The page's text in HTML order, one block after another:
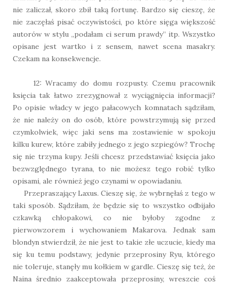
nie zaliczał, skoro zbił taką fortunę. Bardzo się cieszę, że
nie zaczęłaś pisać oczywistości, po które sięga większość
autorów w stylu „podałam ci serum prawdy” itp. Wszystko
opisane jest wartko i z sensem, nawet scena masakry.
Czekam na konsekwencje.
12: Wracamy do domu rozpusty. Czemu pracownik
księcia tak łatwo zrezygnował z wyciągnięcia informacji?
Po opisie władcy w jego pałacowych komnatach sądziłam,
że nie należy on do osób, które powstrzymują się przed
czymkolwiek, więc jaki sens ma zostawienie w spokoju
kilku kurew, które zabiły jednego z jego szpiegów? Trochę
się nie trzyma kupy. Jeśli chcesz przedstawiać księcia jako
bezwzględnego tyrana, to nie możesz tego robić tylko
opisami, ale również jego czynami w opowiadaniu.
Przepraszający Laxus. Cieszę się, że wybrnęłaś z tego w
taki sposób. Sądziłam, że będzie się to wszystko odbijało
czkawką chłopakowi, co nie byłoby zgodne z
pierwowzorem i wychowaniem Makarova. Jednak sam
blondyn stwierdził, że nie jest to takie złe uczucie, kiedy ma
się ku temu podstawy, jedynie przeprosiny Ryu, którego
nie toleruje, stanęły mu kołkiem w gardle. Cieszę się też, że
Naina średnio zaakceptowała przeprosiny, wreszcie coś